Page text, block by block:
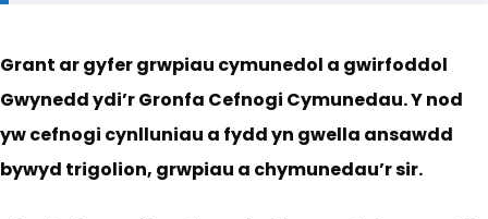
Grant ar gyfer grwpiau cymunedol a gwirfoddol
Gwynedd ydi’r Gronfa Cefnogi Cymunedau. Y nod
yw cefnogi cynlluniau a fydd yn gwella ansawdd
bywyd trigolion, grwpiau a chymunedau’r sir.